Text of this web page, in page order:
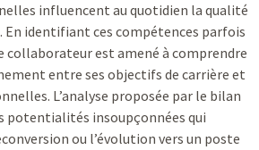
influencent au quotidien la qualité
En identifiant ces compétences parfois
collaborateur est amené à comprendre
entre ses objectifs de carrière et
L’analyse proposée par le bilan
potentialités insoupçonnées qui
ou l’évolution vers un poste